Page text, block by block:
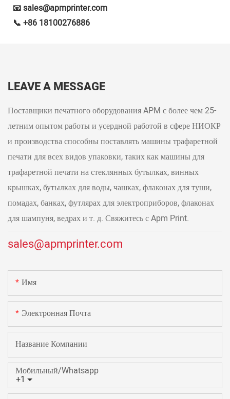
📧 sales@apmprinter.com
📞 +86 18100276886
LEAVE A MESSAGE
Поставщики печатного оборудования APM с более чем 25-
летним опытом работы и усердной работой в сфере НИОКР
и производства способны поставлять машины трафаретной
печати для всех видов упаковки, таких как машины для
трафаретной печати на стеклянных бутылках, винных
крышках, бутылках для воды, чашках, флаконах для туши,
помадах, банках, футлярах для электроприборов, флаконах
для шампуня, ведрах и т. д. Свяжитесь с Apm Print.
sales@apmprinter.com
Имя
Электронная Почта
Название Компании
+1
Мобильный/Whatsapp